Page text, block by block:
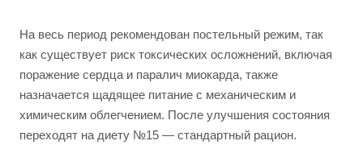
На весь период рекомендован постельный режим, так
как существует риск токсических осложнений, включая
поражение сердца и паралич миокарда, также
назначается щадящее питание с механическим и
химическим облегчением. После улучшения состояния
переходят на диету №15 — стандартный рацион.